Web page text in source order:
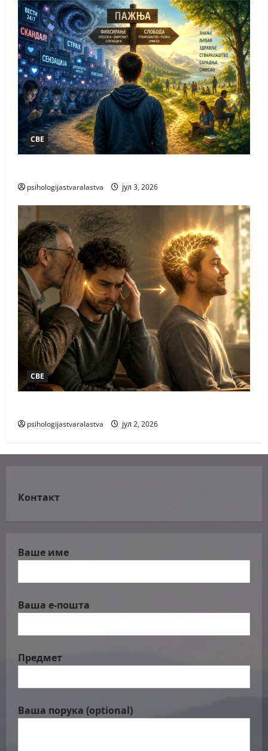
СВЕ
psihologijastvaralastva јул 3, 2026
СВЕ
psihologijastvaralastva јул 2, 2026
Контакт
Ваше име
Ваша е-пошта
Предмет
Ваша порука (optional)